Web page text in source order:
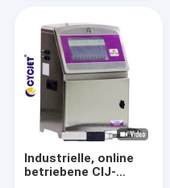
Laser-Reinigungs-
Laser-Schneide-
Personenrufgerät
Verpacken- der
Industrielle, online
betriebene CIJ-